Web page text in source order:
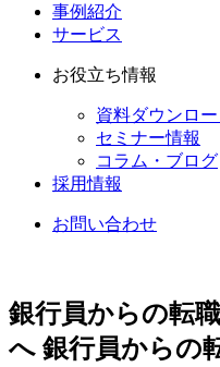
事例紹介
サービス
お役立ち情報
資料ダウンロー
セミナー情報
コラム・ブログ
採用情報
お問い合わせ
銀行員からの転職
へ 銀行員からの